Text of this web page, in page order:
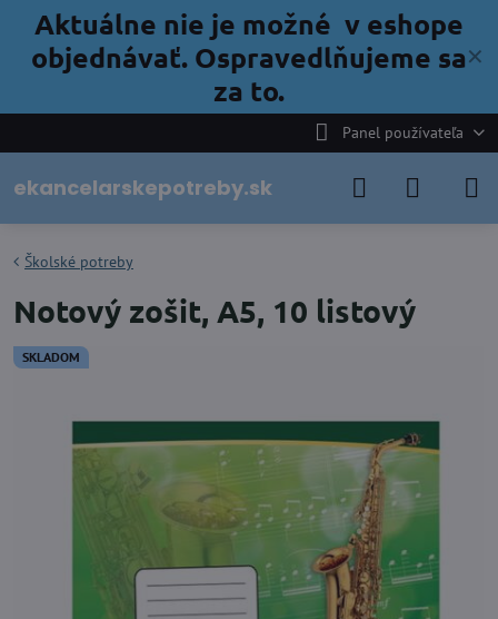
✕
Aktuálne nie je možné v eshope
objednávať. Ospravedlňujeme sa
za to.
Panel používateľa
ekancelarskepotreby.sk
SKLADOM
Školské potreby
Notový zošit, A5, 10 listový